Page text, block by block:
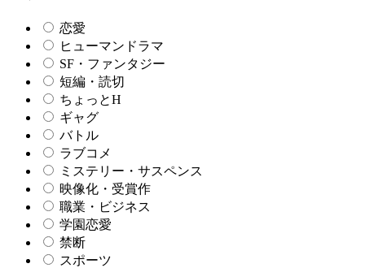
恋愛
ヒューマンドラマ
SF・ファンタジー
短編・読切
ちょっとH
ギャグ
バトル
ラブコメ
ミステリー・サスペンス
映像化・受賞作
職業・ビジネス
学園恋愛
禁断
スポーツ